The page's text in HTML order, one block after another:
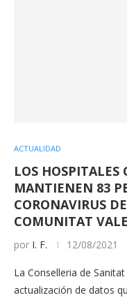
ACTUALIDAD
LOS HOSPITALES
MANTIENEN 83
CORONAVIRUS
COMUNITAT
por I. F. 12/08/2021
La Conselleria de
actualización de datos